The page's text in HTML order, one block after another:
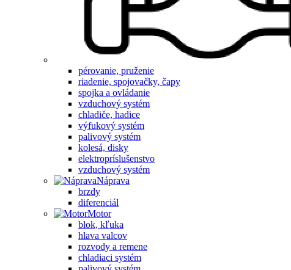
pérovanie, pruženie
riadenie, spojovačky, čapy
spojka a ovládanie
vzduchový systém
chladiče, hadice
výfukový systém
palivový systém
kolesá, disky
elektropríslušenstvo
vzduchový systém
Náprava
brzdy
diferenciál
Motor
blok, kľuka
hlava valcov
rozvody a remene
chladiaci systém